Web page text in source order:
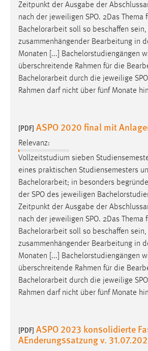
Zeitpunkt der Ausgabe der
nach der jeweiligen SPO. 2Das Thema
Bachelorarbeit soll so beschaffen
zusammenhängender Bearbeitung in
Monaten [...] Bachelorstudiengängen
überschreitende Rahmen für die
Bachelorarbeit durch die jeweilige
Rahmen darf nicht über fünf Monate
[PDF] ASPO 2020 final mit
Relevanz:
Vollzeitstudium sieben
eines praktischen Studiensemesters
Bachelorarbeit; in besonders
der SPO des jeweiligen
Zeitpunkt der Ausgabe der
nach der jeweiligen SPO. 2Das Thema
Bachelorarbeit soll so beschaffen
zusammenhängender Bearbeitung in
Monaten [...] Bachelorstudiengängen
überschreitende Rahmen für die
Bachelorarbeit durch die jeweilige
Rahmen darf nicht über fünf Monate
[PDF] ASPO 2023 konsolidierte
AEnderungssatzung v.